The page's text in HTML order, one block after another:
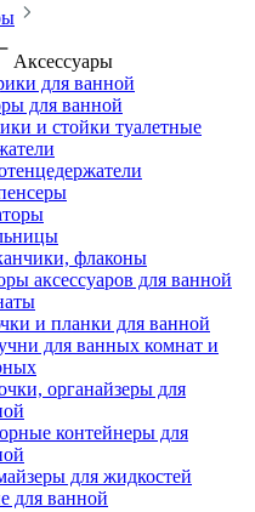
Аксессуары
для ванной
для ванной
и стойки туалетные
флаконы
аксессуаров для ванной
и планки для ванной
для ванных комнат и
органайзеры для
контейнеры для
для жидкостей
для ванной